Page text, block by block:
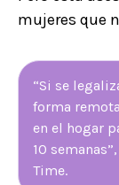
mujeres que
“Si se
forma
en el hogar
10
Time.